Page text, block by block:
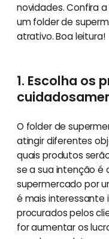
novidades. Confira
um folder de
atrativo. Boa leitura!
1. Escolha os
O folder de
atingir diferentes
quais produtos
se a sua intenção é
supermercado por
é mais interessante
procurados pelos
for aumentar os